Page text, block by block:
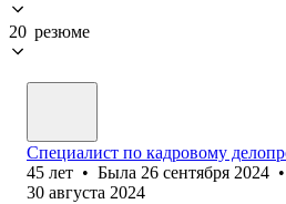
20 резюме
Специалист по кадровому
45 лет • Была 26 сентября 2024 •
30 августа 2024